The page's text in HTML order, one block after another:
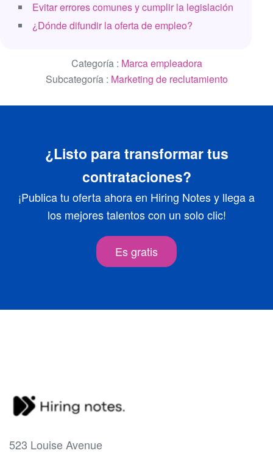
Evitar errores comunes y cumplir la legislación
¿Dónde difundir la oferta de empleo?
Categoría : Marca empleadora
Subcategoría : Marketing de reclutamiento
¿Listo para transformar tus
contrataciones?
¡Publica tu oferta ahora en Hiring Notes y llega a
los mejores talentos con un solo clic!
Es gratis
523 Louise Avenue